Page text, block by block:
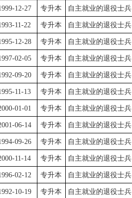
12-27 专升本 自主就业的退役士兵
11-22 专升本 自主就业的退役士兵
12-28 专升本 自主就业的退役士兵
02-05 专升本 自主就业的退役士兵
09-20 专升本 自主就业的退役士兵
11-13 专升本 自主就业的退役士兵
01-01 专升本 自主就业的退役士兵
06-14 专升本 自主就业的退役士兵
09-26 专升本 自主就业的退役士兵
11-14 专升本 自主就业的退役士兵
02-12 专升本 自主就业的退役士兵
10-19 专升本 自主就业的退役士兵